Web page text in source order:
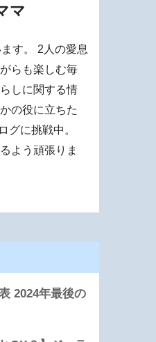
マ
す。 2人の愛息
らも楽しむ毎
しに関する情
の役に立ちた
グに挑戦中。
よう頑張りま
2024年最後の